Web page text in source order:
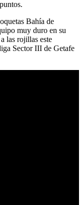
Bahía de
muy duro en su
las rojillas este
Sector III de Getafe